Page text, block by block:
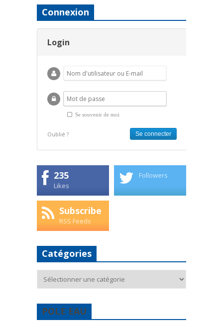
Connexion
Login
Se souvenir de moi
Oublié ?
235
Likes
Followers
Subscribe
RSS Feeds
Catégories
POLE EAU